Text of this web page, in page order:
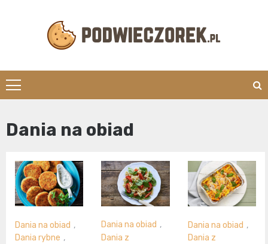
Dania na obiad
Dania na obiad ,
Dania rybne ,
Dania na obiad ,
Dania z
Dania na obiad ,
Dania z